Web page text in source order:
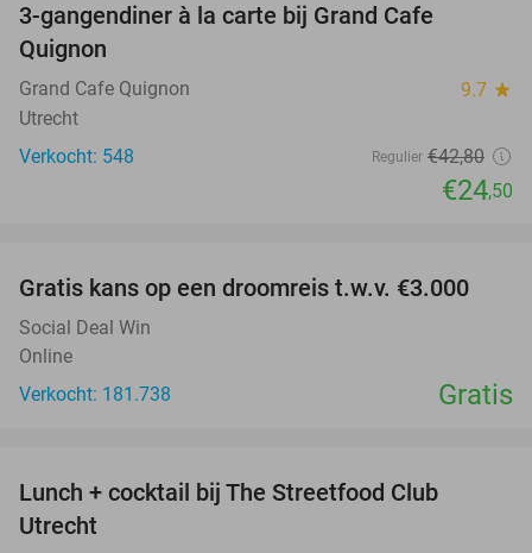
3-gangendiner à la carte bij Grand Cafe
Quignon
Grand Cafe Quignon 9.7 star
Utrecht
Verkocht: 548
Regulier €42,80
€24,50
Gratis kans op een droomreis t.w.v. €3.000
Social Deal Win
Online
Verkocht: 181.738
Gratis
Lunch + cocktail bij The Streetfood Club
Utrecht